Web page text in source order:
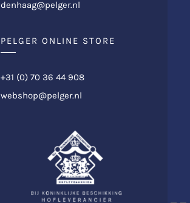
denhaag@pelger.nl
PELGER ONLINE STORE
+31 (0) 70 36 44 908
webshop@pelger.nl